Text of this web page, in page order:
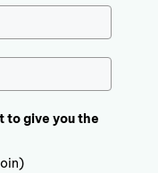
to give you the